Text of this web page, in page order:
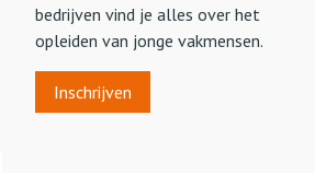
bedrijven vind je alles over het
opleiden van jonge vakmensen.
Inschrijven